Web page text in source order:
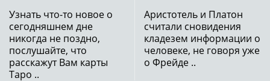
Узнать что-то новое о
сегодняшнем дне
никогда не поздно,
послушайте, что
расскажут Вам карты
Таро ..
Аристотель и Платон
считали сновидения
кладезем информации о
человеке, не говоря уже
о Фрейде ..